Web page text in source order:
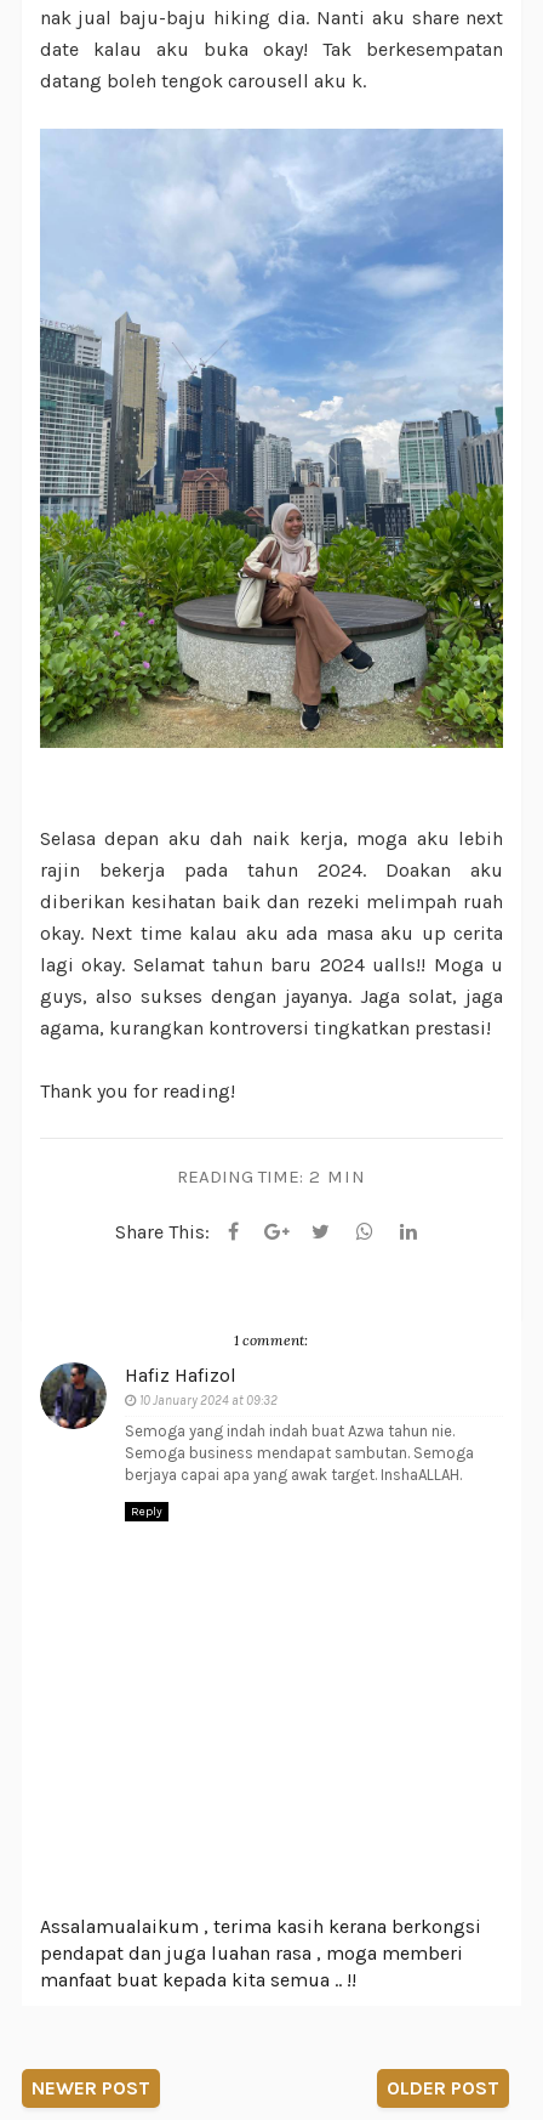
nak jual baju-baju hiking dia. Nanti aku share next
date kalau aku buka okay! Tak berkesempatan
datang boleh tengok carousell aku k.
Selasa depan aku dah naik kerja, moga aku lebih
rajin bekerja pada tahun 2024. Doakan aku
diberikan kesihatan baik dan rezeki melimpah ruah
okay. Next time kalau aku ada masa aku up cerita
lagi okay. Selamat tahun baru 2024 ualls!! Moga u
guys, also sukses dengan jayanya. Jaga solat, jaga
agama, kurangkan kontroversi tingkatkan prestasi!
Thank you for reading!
READING TIME: 2 MIN
Share This:
1 comment:
Hafiz Hafizol
10 January 2024 at 09:32
Semoga yang indah indah buat Azwa tahun nie.
Semoga business mendapat sambutan. Semoga
berjaya capai apa yang awak target. InshaALLAH.
Reply
Assalamualaikum , terima kasih kerana berkongsi
pendapat dan juga luahan rasa , moga memberi
manfaat buat kepada kita semua .. !!
NEWER POST OLDER POST